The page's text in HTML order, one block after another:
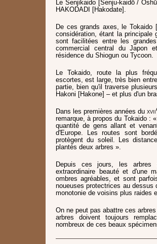
Le Senjikaido [Senju-kaidō /
HAKODADI [Hakodate].
De ces grands axes, le Tokaido
considération, étant la principale
sont facilitées entre les
commercial central du Japon
résidence du Shiogun ou Tycoon.
Le Tokaido, route la plus
escortes, est large, très bien
partie, bien qu'il traverse
Hakoni [Hakone] – et plus d'un
Dans les premières années du xvii
remarque, à propos du Tokaido :
quantité de gens allant et
d'Europe. Les routes sont
protègent du soleil. Les
plantés deux arbres ».
Depuis ces jours, les
extraordinaire beauté et d'une
ombres agréables, et sont
noueuses protectrices au dessus
monotonie de voisins plus raides
On ne peut pas abattre ces
arbres doivent toujours
nombreux de ces beaux